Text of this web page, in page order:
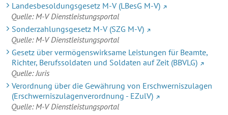
Landesbesoldungsgesetz M-V (LBesG M-V)
Quelle: M-V Dienstleistungsportal
Sonderzahlungsgesetz M-V (SZG M-V)
Quelle: M-V Dienstleistungsportal
Gesetz über vermögenswirksame Leistungen für Beamte,
Richter, Berufssoldaten und Soldaten auf Zeit (BBVLG)
Quelle: Juris
Verordnung über die Gewährung von Erschwerniszulagen
(Erschwerniszulagenverordnung - EZulV)
Quelle: M-V Dienstleistungsportal